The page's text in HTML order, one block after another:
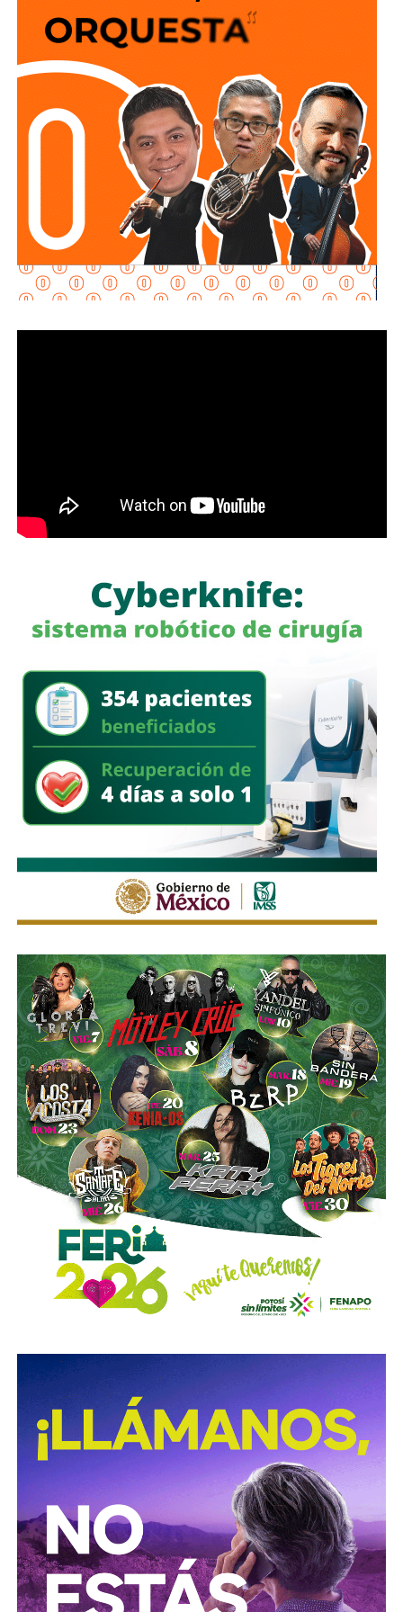
sigan a 100 km/h sobre un puente o paso a desnivel.
No soy un experto en ingeniería urbana, por lo que no
pretendo entrar en detalles técnicos de si está bien o mal
hecho, por eso me centro en losdebates que quieren
forzar las páginas de Facebookque se llaman medios
de prensa.
Pocas veces he visto medios cuestionar la constante
construcción de estructura cochista que lejos de mejorar la
movilidad, como dicen los boletines oficiales, tienden
solamente a
favorecer la velocidad
¿Quién se acuerda de los peatones? ¿Quién piensa
en el que quiere cruzar la calle sin tener que subirse
para avisarle a los conductores que había una barda
en medio de la calle, pero la mayoría de los que piden la
señal con el aviso son los mismos que, a propósito, no
ser cortés con los peatones que intentan
Señales faltan más, como una que indique para qué o
realidad nadie lo sabe a ciencia cierta, otras en toda la
ciudad, lasque avisen que la ciclovía no es para que se
estacionen autos de los negocios de Carranza o
Himno Nacional.
La Avenida Chapultepec tiene varias señales que indican
que ellímite de velocidad es de 50 km/h, algunas casi
borradas -ahí te encargo, Ayuntamiento- pero en los
videos que circularon de autos voladores,en ninguno de
los casos, la velocidad del vehículo estaba por debajo
del límite permitido
.
Sí hubo un fallo grande por parte de lasautoridades
viales municipales que no anunciaron a tiempo el tope
y no colocaron la señal hasta que ya estaba listo el muro
de los tormentos.
Sigue existiendo tardanza por parte de estas mismas
autoridades pararepintar o rescatar las señales que
no solo ahí, sino en toda la ciudad, están mal pintadas,
opacas, mal colocadas o tapadas por árboles
compartieron videos, que criticaron al
conductores hacia peatones
(como si eso no fuera pan
de cada día), ¿por qué no acompañaron sus post con un
“circule con cuidado”, “cumpla con lo establecido”,
“respete al peatón”?
A mis colegas de los medios: falta para el 2027, no
empecemos desde ya a
querer caerle mejor al que
todavía no saben si va a seguir en el poder, hagamos
periodismo útil, no crítica en busca de likes.
Conductores:respeten al peatón.Peatones:no usen el
móvil mientras cruzan las calles, ni intenten ganarle al